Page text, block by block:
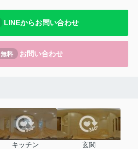
LINEからお問い合わせ
無料 お問い合わせ
キッチン 玄関